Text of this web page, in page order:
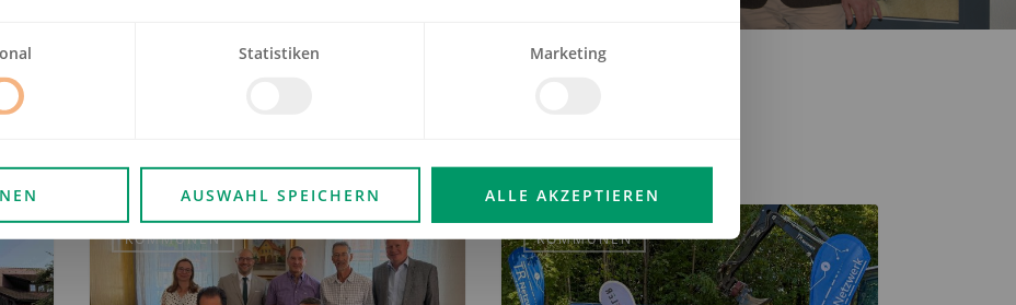
KOMMUNEN KOMMUNEN
Statistiken Marketing
AUSWAHL SPEICHERN ALLE AKZEPTIEREN